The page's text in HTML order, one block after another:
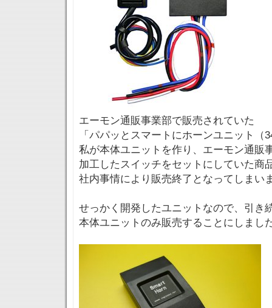
エーモン通販事業部で販売されていた
「パパッとスマートにホーンユニット（
私が本体ユニットを作り、エーモン通販
加工したスイッチをセットにしていた商
社内事情により販売終了となってしまい
せっかく開発したユニットなので、引き
本体ユニットのみ販売することにしまし